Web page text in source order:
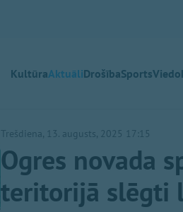
KultūraAktuāliDrošībaSports
Trešdiena, 13. augusts, 2025 17:15
Ogres novada
teritorijā slēgti